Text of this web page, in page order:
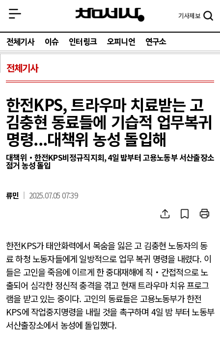
기사제보
전체기사 이슈 인터링크 오피니언 연구소
전체기사
한전KPS, 트라우마 치료받는 고
김충현 동료들에 기습적 업무복귀
명령...대책위 농성 돌입해
대책위・한전KPS비정규직지회, 4일 밤부터 고용노동부 서산출장소
점거 농성 돌입
류민 2025.07.05 07:39
한전KPS가 태안화력에서 목숨을 잃은 고 김충현 노동자의 동
료 하청 노동자들에게 일방적으로 업무 복귀 명령을 내렸다. 이
들은 고인을 죽음에 이르게 한 중대재해에 직・간접적으로 노
출되어 심각한 정신적 충격을 겪고 현재 트라우마 치유 프로그
램을 받고 있는 중이다. 고인의 동료들은 고용노동부가 한전
KPS에 작업중지명령을 내릴 것을 촉구하며 4일 밤 부터 노동부
서산출장소에서 농성에 돌입했다.